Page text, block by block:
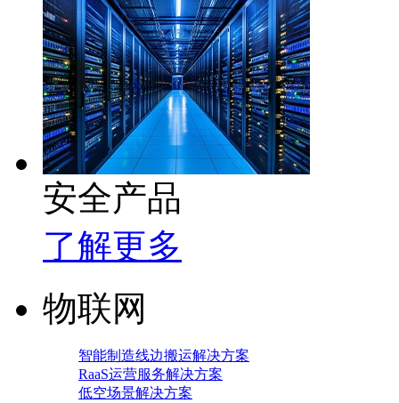
安全产品
了解更多
物联网
智能制造线边搬运解决方案
RaaS运营服务解决方案
低空场景解决方案